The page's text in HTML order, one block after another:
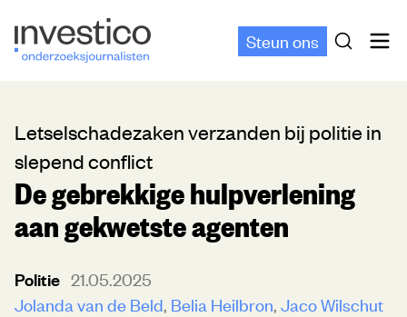
Steun ons
Letselschadezaken verzanden bij politie in
slepend conflict
De gebrekkige hulpverlening
aan gekwetste agenten
Politie 21.05.2025
Jolanda van de Beld Belia Heilbron Jaco Wilschut